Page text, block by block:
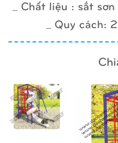
_ Chất liệu : sắt
_ Quy